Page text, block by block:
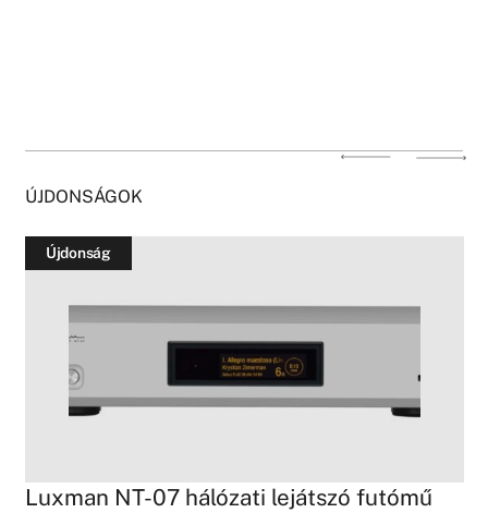
ÚJDONSÁGOK
Újdonság
Luxman NT-07 hálózati lejátszó futómű